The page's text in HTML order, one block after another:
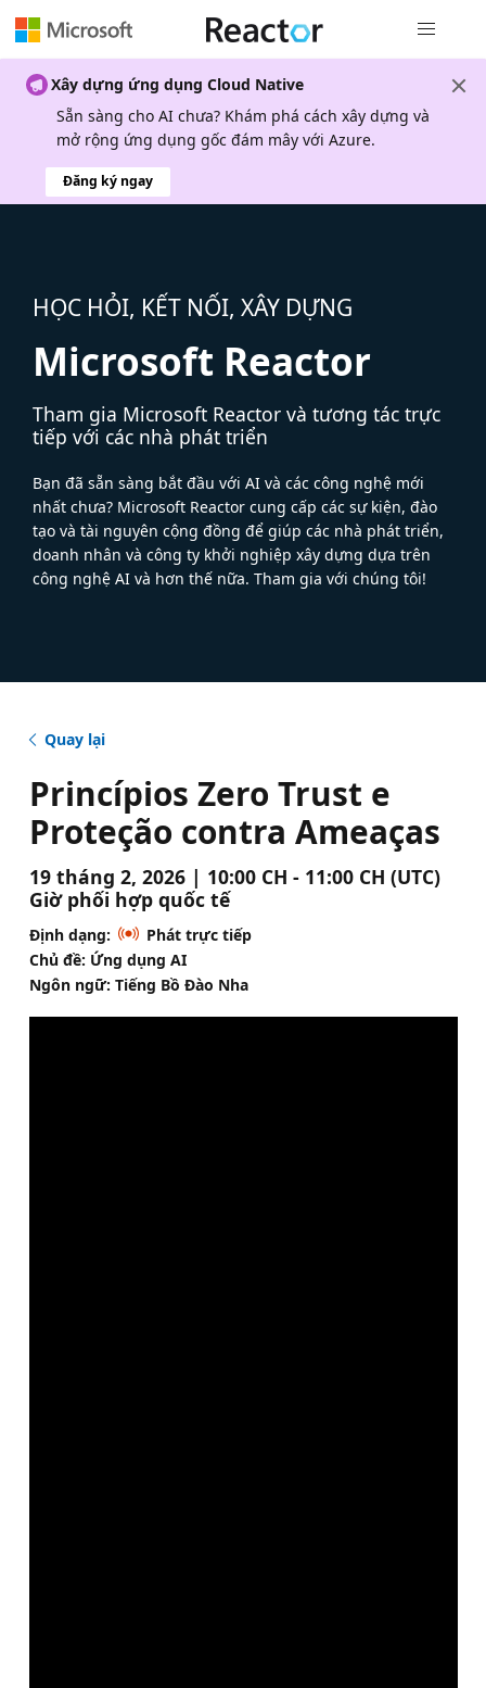
Xây dựng ứng dụng Cloud Native
Sẵn sàng cho AI chưa? Khám phá cách xây dựng và
mở rộng ứng dụng gốc đám mây với Azure.
Đăng ký ngay
HỌC HỎI, KẾT NỐI, XÂY DỰNG
Microsoft Reactor
Tham gia Microsoft Reactor và tương tác trực
tiếp với các nhà phát triển
Bạn đã sẵn sàng bắt đầu với AI và các công nghệ mới
nhất chưa? Microsoft Reactor cung cấp các sự kiện, đào
tạo và tài nguyên cộng đồng để giúp các nhà phát triển,
doanh nhân và công ty khởi nghiệp xây dựng dựa trên
công nghệ AI và hơn thế nữa. Tham gia với chúng tôi!
Quay lại
Princípios Zero Trust e
Proteção contra Ameaças
19 tháng 2, 2026 | 10:00 CH - 11:00 CH (UTC)
Giờ phối hợp quốc tế
Định dạng:
Phát trực tiếp
Chủ đề: Ứng dụng AI
Ngôn ngữ: Tiếng Bồ Đào Nha